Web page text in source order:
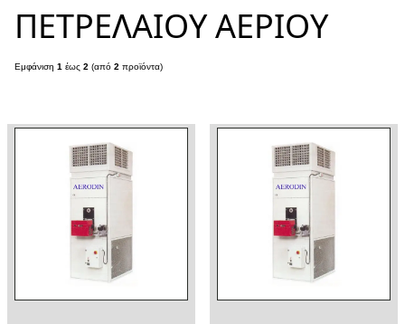
ΠΕΤΡΕΛΑΙΟΥ ΑΕΡΙΟΥ
Εμφάνιση 1 έως 2 (από 2 προϊόντα)